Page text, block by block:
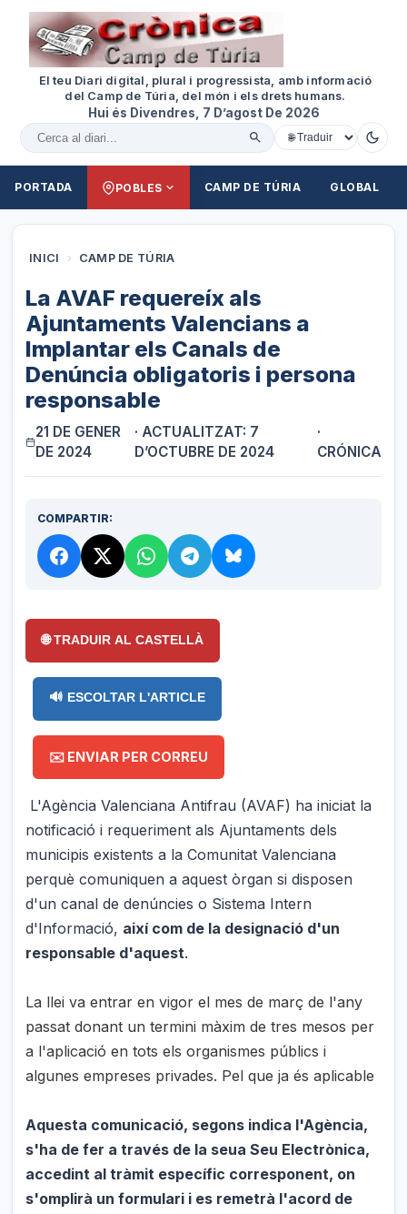
El teu Diari digital, plural i progressista, amb informació
del Camp de Túria, del món i els drets humans.
Hui és Divendres, 7 D’agost De 2026
Cercar al diari
PORTADA POBLES CAMP DE TÚRIA GLOBAL
INICI › CAMP DE TÚRIA
La AVAF requereíx als
Ajuntaments Valencians a
Implantar els Canals de
Denúncia obligatoris i persona
responsable
21 DE GENER
DE 2024
· ACTUALITZAT: 7
D’OCTUBRE DE 2024
·
CRÓNICA
COMPARTIR:
🌐 TRADUIR AL CASTELLÀ
🔊 ESCOLTAR L'ARTICLE
✉️ ENVIAR PER CORREU
L'Agència Valenciana Antifrau (AVAF) ha iniciat la
notificació i requeriment als Ajuntaments dels
municipis existents a la Comunitat Valenciana
perquè comuniquen a aquest òrgan si disposen
d'un canal de denúncies o Sistema Intern
d'Informació, així com de la designació d'un
responsable d'aquest.
La llei va entrar en vigor el mes de març de l'any
passat donant un termini màxim de tres mesos per
a l'aplicació en tots els organismes públics i
algunes empreses privades. Pel que ja és aplicable
Aquesta comunicació, segons indica l'Agència,
s'ha de fer a través de la seua Seu Electrònica,
accedint al tràmit específic corresponent, on
s'omplirà un formulari i es remetrà l'acord de